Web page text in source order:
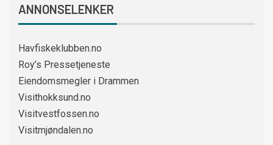
ANNONSELENKER
Havfiskeklubben.no
Roy’s Pressetjeneste
Eiendomsmegler i Drammen
Visithokksund.no
Visitvestfossen.no
Visitmjøndalen.no